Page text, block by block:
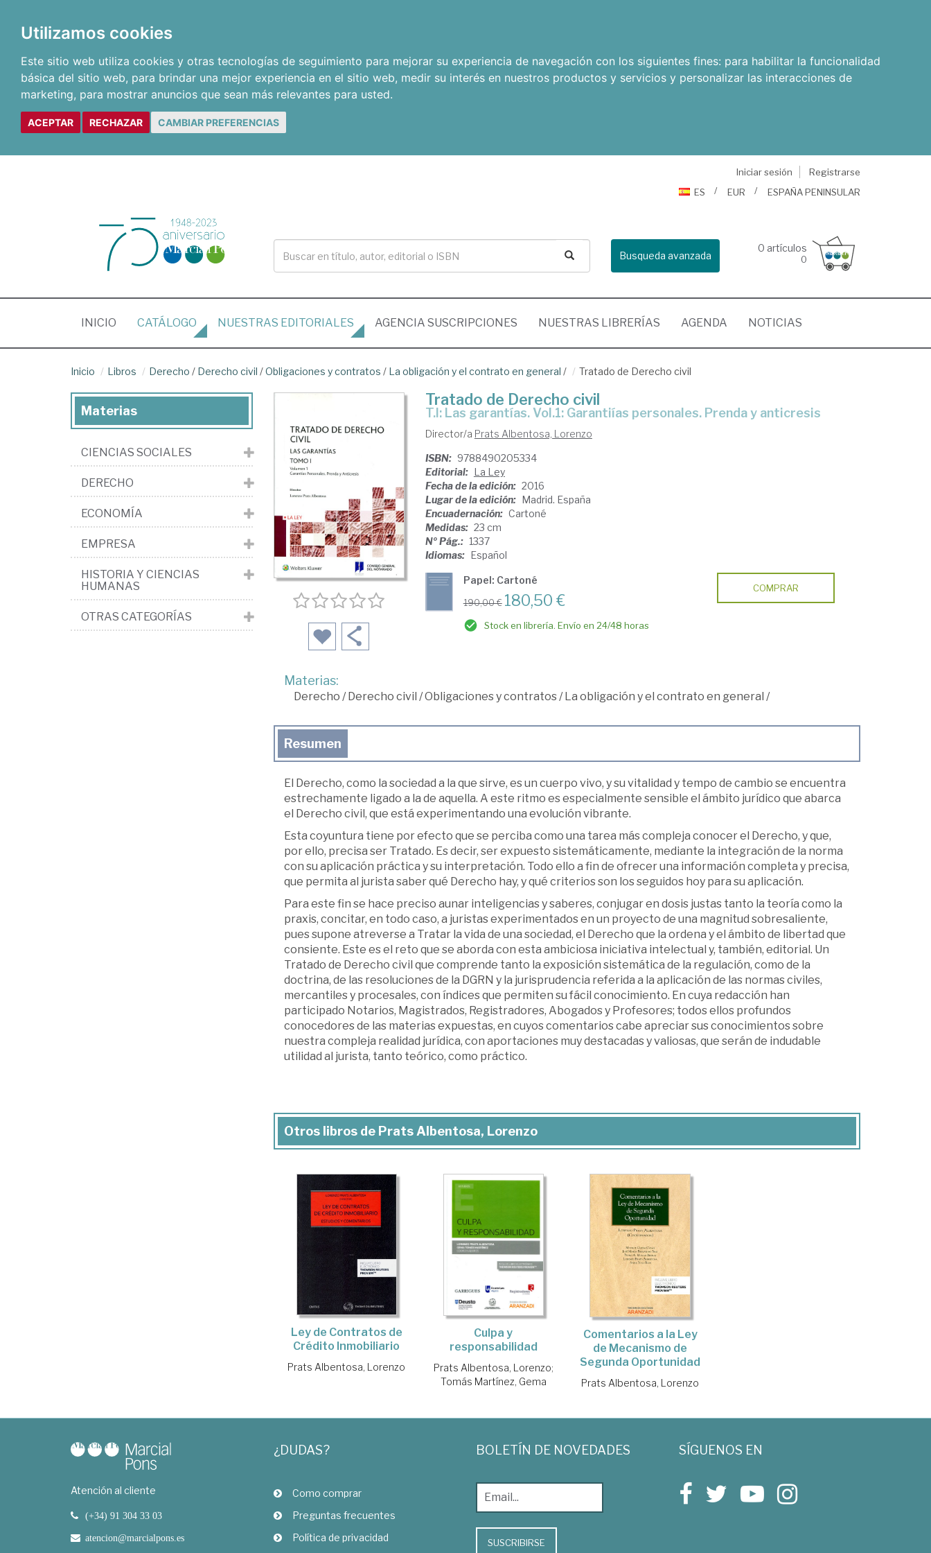
Utilizamos cookies
Este sitio web utiliza cookies y otras tecnologías de seguimiento para mejorar su experiencia de navegación con los siguientes fines: para habilitar la funcionalidad
básica del sitio web, para brindar una mejor experiencia en el sitio web, medir su interés en nuestros productos y servicios y personalizar las interacciones de
marketing, para mostrar anuncios que sean más relevantes para usted.
ACEPTAR RECHAZAR CAMBIAR PREFERENCIAS
Iniciar sesión
Registrarse
ES
EUR ESPAÑA PENINSULAR
Busqueda avanzada
0 artículos
0
INICIO (CURRENT)
CATÁLOGO NUESTRAS EDITORIALES AGENCIA SUSCRIPCIONES NUESTRAS LIBRERÍAS AGENDA NOTICIAS
Inicio Libros Derecho / Derecho civil /Obligaciones y contratos / La obligación y el contrato en general / Tratado de Derecho civil
Tratado de Derecho civil
T.I: Las garantías. Vol.1: Garantiías personales. Prenda y anticresis
Director/a Prats Albentosa, Lorenzo
ISBN: 9788490205334
Editorial: La Ley
Fecha de la edición: 2016
Lugar de la edición: Madrid. España
Encuadernación: Cartoné
Medidas: 23 cm
Nº Pág.: 1337
Idiomas: Español
Papel: Cartoné
190,00 € 180,50 €
Stock en librería. Envío en 24/48 horas
COMPRAR
Materias:
Derecho /Derecho civil /Obligaciones y contratos/La obligación y el contrato en general /
Resumen
El Derecho, como la sociedad a la que sirve, es un cuerpo vivo, y su vitalidad y tempo de cambio se encuentra
estrechamente ligado a la de aquella. A este ritmo es especialmente sensible el ámbito jurídico que abarca
el Derecho civil, que está experimentando una evolución vibrante.
Esta coyuntura tiene por efecto que se perciba como una tarea más compleja conocer el Derecho, y que,
por ello, precisa ser Tratado. Es decir, ser expuesto sistemáticamente, mediante la integración de la norma
con su aplicación práctica y su interpretación. Todo ello a fin de ofrecer una información completa y precisa,
que permita al jurista saber qué Derecho hay, y qué criterios son los seguidos hoy para su aplicación.
Para este fin se hace preciso aunar inteligencias y saberes, conjugar en dosis justas tanto la teoría como la
praxis, concitar, en todo caso, a juristas experimentados en un proyecto de una magnitud sobresaliente,
pues supone atreverse a Tratar la vida de una sociedad, el Derecho que la ordena y el ámbito de libertad que
consiente. Este es el reto que se aborda con esta ambiciosa iniciativa intelectual y, también, editorial. Un
Tratado de Derecho civil que comprende tanto la exposición sistemática de la regulación, como de la
doctrina, de las resoluciones de la DGRN y la jurisprudencia referida a la aplicación de las normas civiles,
mercantiles y procesales, con índices que permiten su fácil conocimiento. En cuya redacción han
participado Notarios, Magistrados, Registradores, Abogados y Profesores; todos ellos profundos
conocedores de las materias expuestas, en cuyos comentarios cabe apreciar sus conocimientos sobre
nuestra compleja realidad jurídica, con aportaciones muy destacadas y valiosas, que serán de indudable
utilidad al jurista, tanto teórico, como práctico.
Otros libros de Prats Albentosa, Lorenzo
Ley de Contratos de
Crédito Inmobiliario
Prats Albentosa, Lorenzo
Culpa y
responsabilidad
Prats Albentosa, Lorenzo;
Tomás Martínez, Gema
Comentarios a la Ley
de Mecanismo de
Segunda Oportunidad
Prats Albentosa, Lorenzo
Materias
CIENCIAS SOCIALES
DERECHO
ECONOMÍA
EMPRESA
HISTORIA Y CIENCIAS
HUMANAS
OTRAS CATEGORÍAS
Atención al cliente
(+34) 91 304 33 03
atencion@marcialpons.es
¿DUDAS?
Como comprar
Preguntas frecuentes
Política de privacidad
BOLETÍN DE NOVEDADES
SUSCRIBIRSE
SÍGUENOS EN